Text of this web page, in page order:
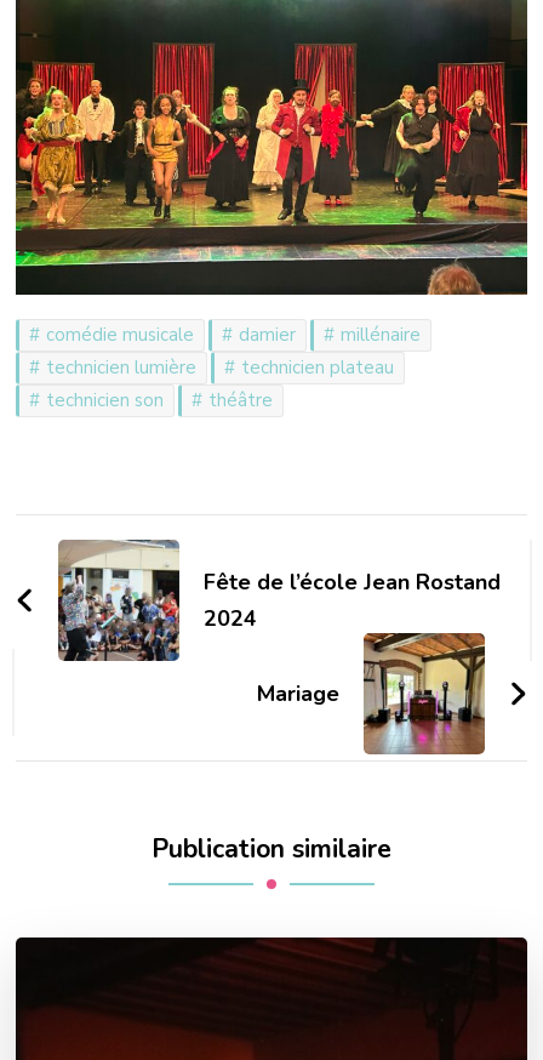
comédie musicale damier
millénaire
technicien lumière
technicien plateau
technicien son
théâtre
Navigation
d'article
Fête de l’école Jean Rostand
2024
Mariage
Publication similaire